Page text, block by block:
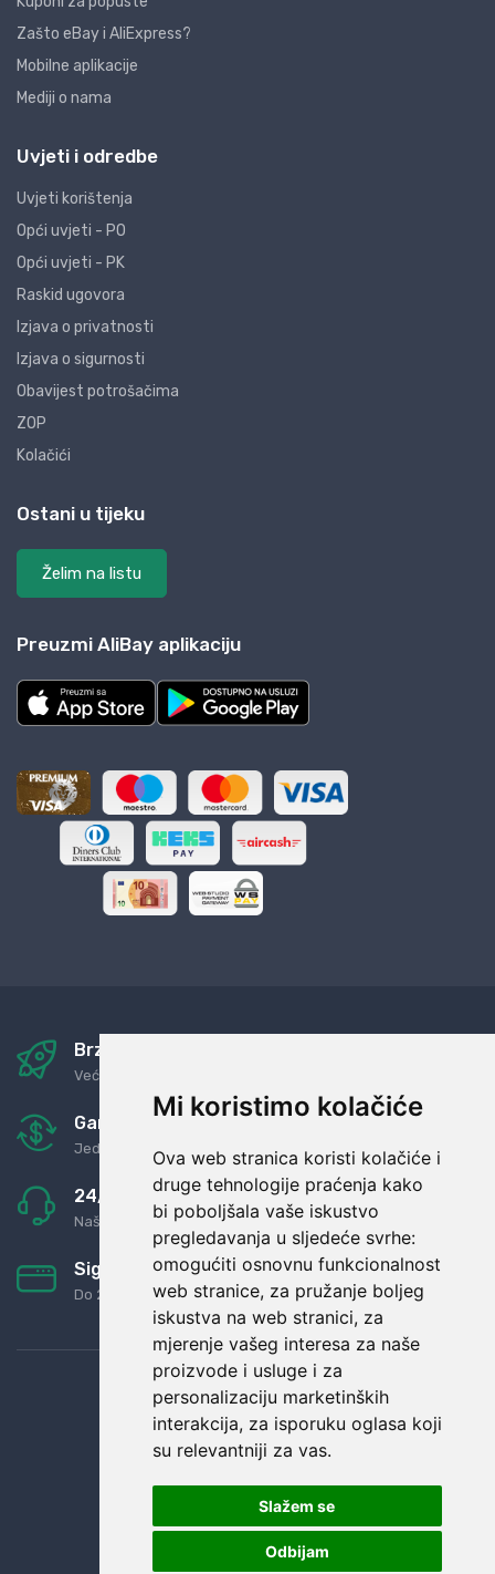
Mi koristimo kolačiće
Ova web stranica koristi kolačiće i
druge tehnologije praćenja kako
bi poboljšala vaše iskustvo
pregledavanja u sljedeće svrhe:
omogućiti osnovnu funkcionalnost
web stranice, za pružanje boljeg
iskustva na web stranici, za
mjerenje vašeg interesa za naše
proizvode i usluge i za
personalizaciju marketinških
interakcija, za isporuku oglasa koji
su relevantniji za vas.
Slažem se
Odbijam
Zašto eBay i AliExpress?
Mobilne aplikacije
Mediji o nama
Uvjeti i odredbe
Uvjeti korištenja
Opći uvjeti - PO
Opći uvjeti - PK
Raskid ugovora
Izjava o privatnosti
Izjava o sigurnosti
Obavijest potrošačima
ZOP
Kolačići
Ostani u tijeku
Želim na listu
Preuzmi AliBay aplikaciju
Brza i sigurna dostava
Već za nekoliko dana kod vas
Garancija u povrat novaca
Jednostavno pravilo: Roba za novac
24/7 odlična podrška
Naši agenti uvijek na raspolaganju
Sigurno obročno plaćanje
Do 24 rata bez kamata